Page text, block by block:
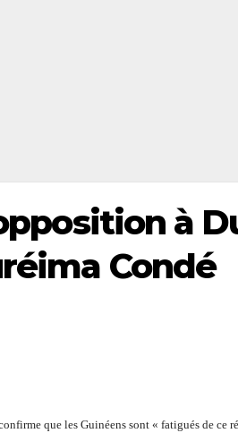
à
Condé
que les Guinéens sont « fatigués de ce